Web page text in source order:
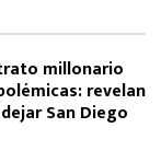
millonario
revelan
San Diego